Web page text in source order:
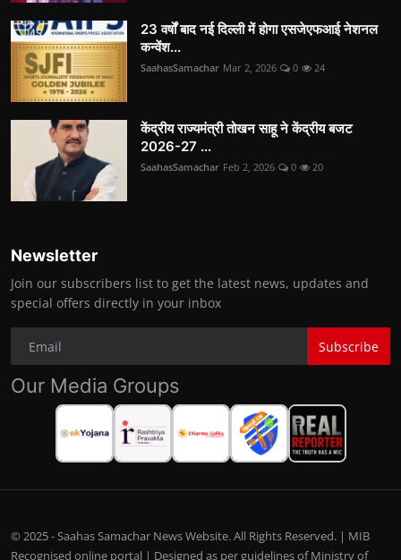
23 वर्षों बाद नई दिल्ली में होगा एसजेएफआई नेशनल
कन्वेंश...
SaahasSamachar Mar 2, 2026 0 24
केंद्रीय राज्यमंत्री तोखन साहू ने केंद्रीय बजट
2026-27 ...
SaahasSamachar Feb 2, 2026 0 20
Newsletter
Join our subscribers list to get the latest news, updates and
special offers directly in your inbox
Subscribe
Our Media Groups
© 2025 - Saahas Samachar News Website. All Rights Reserved. | MIB
Recognised online portal | Designed as per guidelines of Ministry of